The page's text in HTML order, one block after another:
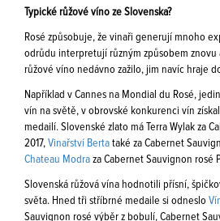
Typické růžové víno ze Slovenska?
Rosé způsobuje, že vinaři generují mnoho
odrůdu interpretují různým způsobem znovu
růžové víno nedávno zažilo, jim navíc hraje
Například v Cannes na Mondial du Rosé,
vín na světě, v obrovské konkurenci vín
medailí. Slovenské zlato má Terra Wylak za
2017, Vinařství Berta také za Cabernet
Chateau Modra za Cabernet Sauvignon rosé
Slovenská růžová vína hodnotili přísní,
světa. Hned tři stříbrné medaile si odneslo
Sauvignon rosé výběr z bobulí, Cabernet